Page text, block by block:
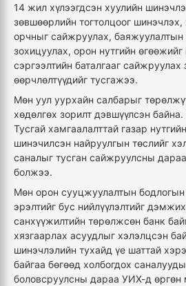
14 жил хүлээгдсэн хуулийн
зөвшөөрлийн тогтолцоог шинэчлэх,
орчныг сайжруулах, баяжуулалтын
зохицуулах, орон нутгийн
сэргээлтийн баталгааг сайжруулах
өөрчлөлтүүдийг тусгажээ.
Мөн уул уурхайн салбарыг
хөдөлгөх зорилт дэвшүүлсэн
Тусгай хамгаалалттай газар
шинэчилсэн найруулгын төслийг
саналыг тусган сайжруулсны
болжээ.
Мөн орон сууцжуулалтын бодлогын
эрэлтийг бус нийлүүлэлтийг
санхүүжилтийн төрөлжсөн банк
хязгаарлах асуудлыг хэлэлцсэн
шинэчлэлийн тухайд үе шаттай
байгаа бөгөөд холбогдох
боловсруулсны дараа УИХ-д өргөн